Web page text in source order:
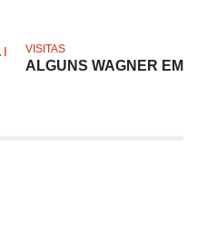
VISITAS
ALGUNS WAGNER EM